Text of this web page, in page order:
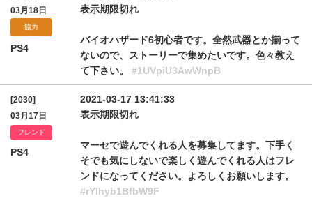
03月18日
協力
PS4
表示期限切れ
バイオハザード6初心者です。全然武器とか揃って
ないので、ストーリーで集めたいです。色々教え
て下さい。 #1UVpiU3AwWnpB
[2030]
03月17日
フレンド
PS4
2021-03-17 13:41:33
表示期限切れ
マーセで遊んでくれる人を募集してます。下手く
そでも気にしないで楽しく遊んでくれる人はフレ
ンドになってください。よろしくお願いします。
#rYlhyb1BfbW9F